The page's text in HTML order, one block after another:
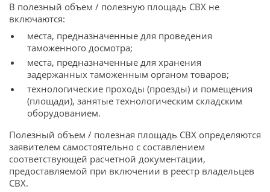
В полезный объем / полезную площадь СВХ не
включаются:
места, предназначенные для проведения
таможенного досмотра;
места, предназначенные для хранения
задержанных таможенным органом товаров;
технологические проходы (проезды) и помещения
(площади), занятые технологическим складским
оборудованием.
Полезный объем / полезная площадь СВХ определяются
заявителем самостоятельно с составлением
соответствующей расчетной документации,
предоставляемой при включении в реестр владельцев
СВХ.